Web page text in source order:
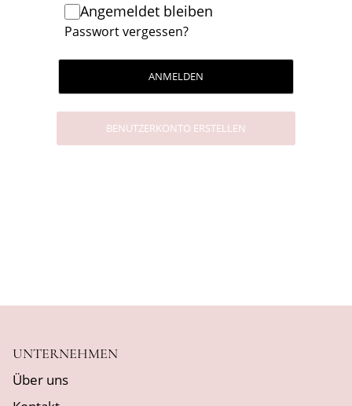
Angemeldet bleiben
Passwort vergessen?
ANMELDEN
BENUTZERKONTO ERSTELLEN
UNTERNEHMEN
Über uns